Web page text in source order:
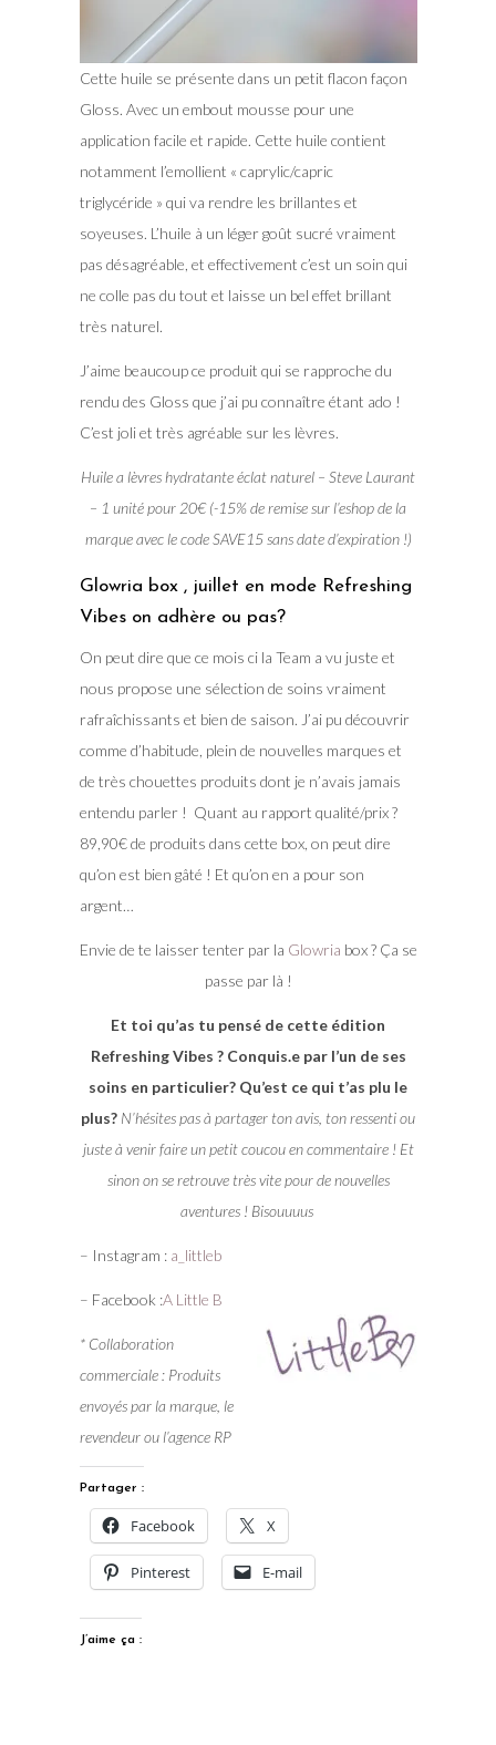
Cette huile se présente dans un petit flacon façon
Gloss. Avec un embout mousse pour une
application facile et rapide. Cette huile contient
notamment l’emollient « caprylic/capric
triglycéride » qui va rendre les brillantes et
soyeuses. L’huile à un léger goût sucré vraiment
pas désagréable, et effectivement c’est un soin qui
ne colle pas du tout et laisse un bel effet brillant
très naturel.
J’aime beaucoup ce produit qui se rapproche du
rendu des Gloss que j’ai pu connaître étant ado !
C’est joli et très agréable sur les lèvres.
Huile a lèvres hydratante éclat naturel – Steve Laurant
– 1 unité pour 20€ (-15% de remise sur l’eshop de la
marque avec le code SAVE15 sans date d’expiration !)
Glowria box , juillet en mode Refreshing
Vibes on adhère ou pas?
On peut dire que ce mois ci la Team a vu juste et
nous propose une sélection de soins vraiment
rafraîchissants et bien de saison. J’ai pu découvrir
comme d’habitude, plein de nouvelles marques et
de très chouettes produits dont je n’avais jamais
entendu parler ! Quant au rapport qualité/prix ?
89,90€ de produits dans cette box, on peut dire
qu’on est bien gâté ! Et qu’on en a pour son
argent…
Envie de te laisser tenter par la Glowria box ? Ça se
passe par là !
Et toi qu’as tu pensé de cette édition
Refreshing Vibes ? Conquis.e par l’un de ses
soins en particulier? Qu’est ce qui t’as plu le
plus? N’hésites pas à partager ton avis, ton ressenti ou
juste à venir faire un petit coucou en commentaire ! Et
sinon on se retrouve très vite pour de nouvelles
aventures ! Bisouuuus
– Instagram : a_littleb
– Facebook :A Little B
* Collaboration
commerciale : Produits
envoyés par la marque, le
revendeur ou l’agence RP
Partager :
Facebook X
Pinterest E-mail
J’aime ça :